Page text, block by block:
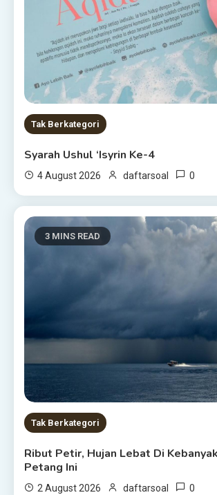
Tak Berkategori
Syarah Ushul ‘Isyrin Ke-4
4 August 2026 daftarsoal 0
3 MINS READ
Tak Berkategori
Ribut Petir, Hujan Lebat Di
Petang Ini
2 August 2026 daftarsoal 0